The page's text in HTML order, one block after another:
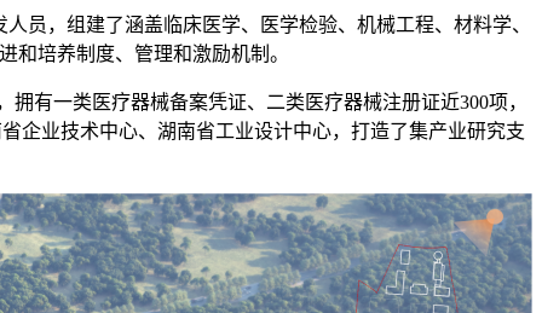
，组建了涵盖临床医学、医学检验、机械工程、材料学、
和培养制度、管理和激励机制。
有一类医疗器械备案凭证、二类医疗器械注册证近300项，
企业技术中心、湖南省工业设计中心，打造了集产业研究支